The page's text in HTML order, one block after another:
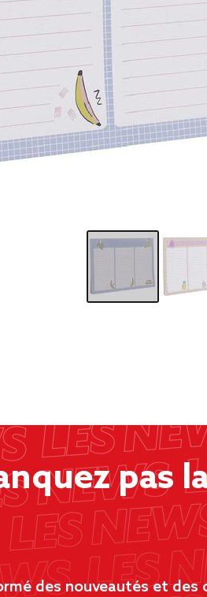
pas
des nouveautés et des